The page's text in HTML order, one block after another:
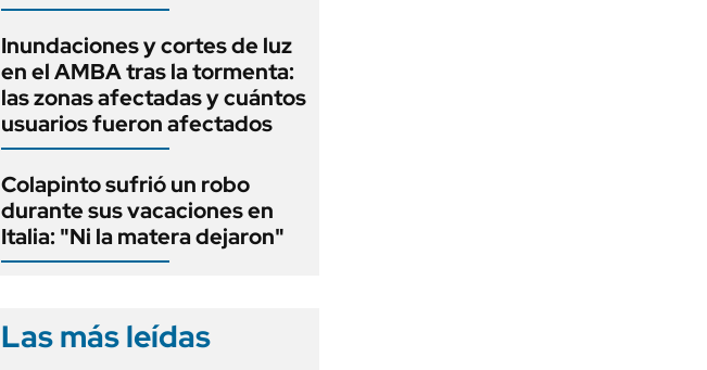
Inundaciones y cortes de luz
en el AMBA tras la tormenta:
las zonas afectadas y cuántos
usuarios fueron afectados
Colapinto sufrió un robo
durante sus vacaciones en
Italia: "Ni la matera dejaron"
Las más leídas